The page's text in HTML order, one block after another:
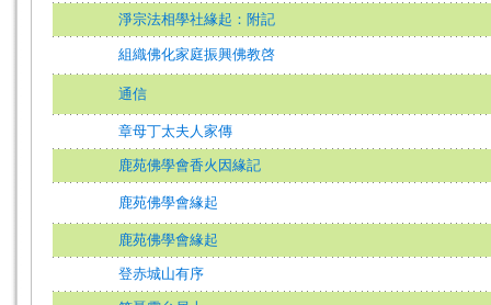
淨宗法相學社緣起：附記
組織佛化家庭振興佛教啓
通信
章母丁太夫人家傳
鹿苑佛學會香火因緣記
鹿苑佛學會緣起
鹿苑佛學會緣起
登赤城山有序